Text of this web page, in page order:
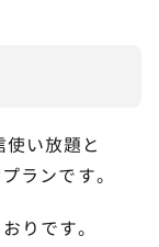
い放題と
ランです。
りです。